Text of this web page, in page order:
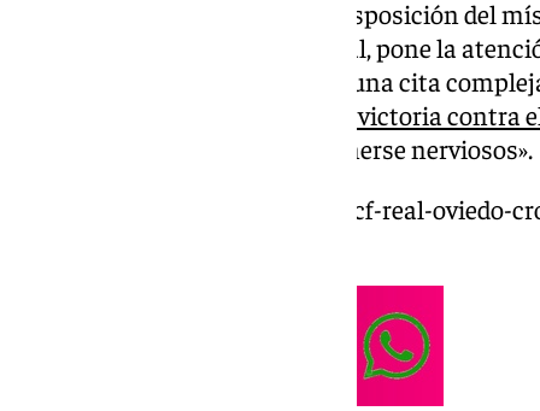
zaguero, que asegura estar «a disposición del
lesión del curso en el isquiosural, pone la
Rodríguez López, donde espera una cita
la victoria contra
camino para lograrlo es «no ponerse nerviosos».
https://www.101tv.es/granada-cf-real-oviedo-